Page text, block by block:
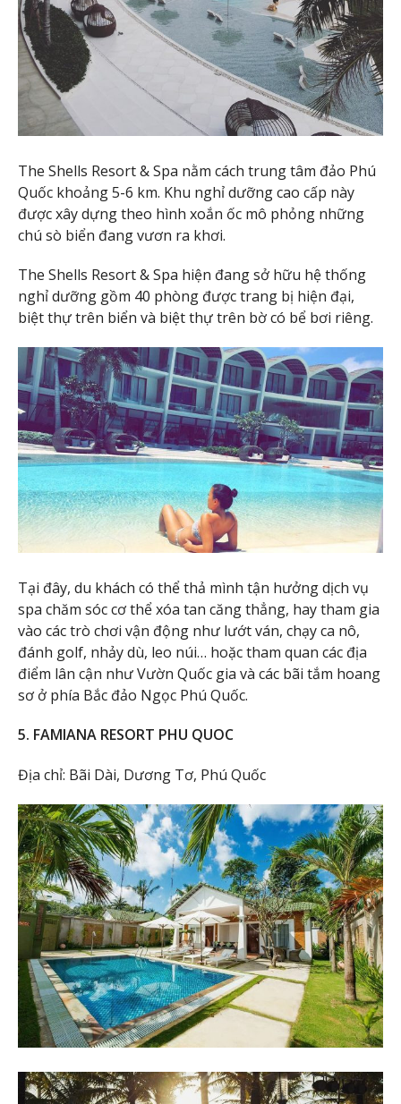
The Shells Resort & Spa nằm cách trung tâm đảo Phú
Quốc khoảng 5-6 km. Khu nghỉ dưỡng cao cấp này
được xây dựng theo hình xoắn ốc mô phỏng những
chú sò biển đang vươn ra khơi.
The Shells Resort & Spa hiện đang sở hữu hệ thống
nghỉ dưỡng gồm 40 phòng được trang bị hiện đại,
biệt thự trên biển và biệt thự trên bờ có bể bơi riêng.
Tại đây, du khách có thể thả mình tận hưởng dịch vụ
spa chăm sóc cơ thể xóa tan căng thẳng, hay tham gia
vào các trò chơi vận động như lướt ván, chạy ca nô,
đánh golf, nhảy dù, leo núi… hoặc tham quan các địa
điểm lân cận như Vườn Quốc gia và các bãi tắm hoang
sơ ở phía Bắc đảo Ngọc Phú Quốc.
5. FAMIANA RESORT PHU QUOC
Địa chỉ: Bãi Dài, Dương Tơ, Phú Quốc